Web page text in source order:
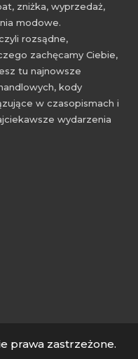
zniżka, wyprzedaż,
modowe.
rozsądne,
zachęcamy Ciebie,
tu najnowsze
kody
w czasopismach i
wydarzenia
prawa zastrzeżone.